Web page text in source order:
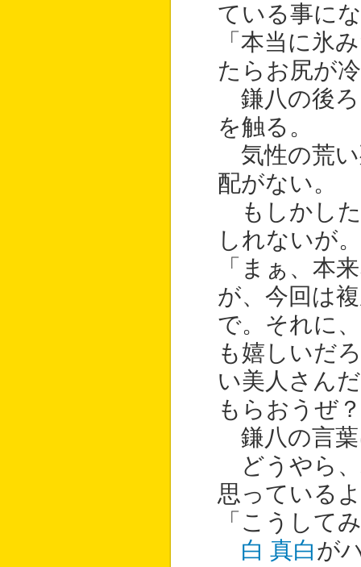
ている事に
「本当に氷
たらお尻が
鎌八の後
を触る。
気性の荒い
配がない。
もしかした
しれないが。
「まぁ、本
が、今回は
で。それに
も嬉しいだ
い美人さん
もらおうぜ
鎌八の言葉
どうやら、
思っている
「こうして
白 真白が